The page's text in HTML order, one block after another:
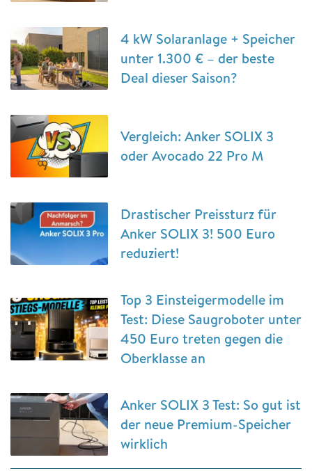
4 kW Solaranlage + Speicher
unter 1.300 € – der beste
Deal dieser Saison?
Vergleich: Anker SOLIX 3
oder Avocado 22 Pro M
Drastischer Preissturz für
Anker SOLIX 3! 500 Euro
reduziert!
Top 3 Einsteigermodelle im
Test: Diese Saugroboter unter
450 Euro treten gegen die
Oberklasse an
Anker SOLIX 3 Test: So gut ist
der neue Premium-Speicher
wirklich